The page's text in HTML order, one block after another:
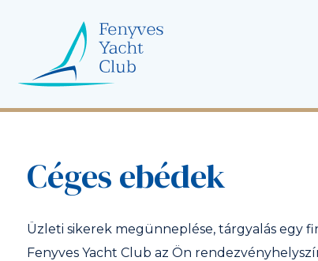
Céges ebédek
Üzleti sikerek megünneplése, tárgyalás egy
Fenyves Yacht Club az Ön